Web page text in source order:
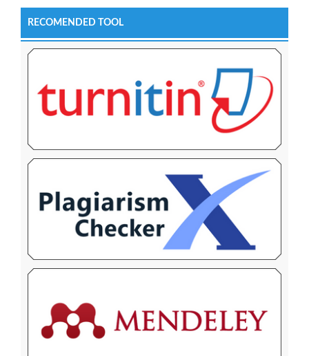
RECOMENDED TOOL